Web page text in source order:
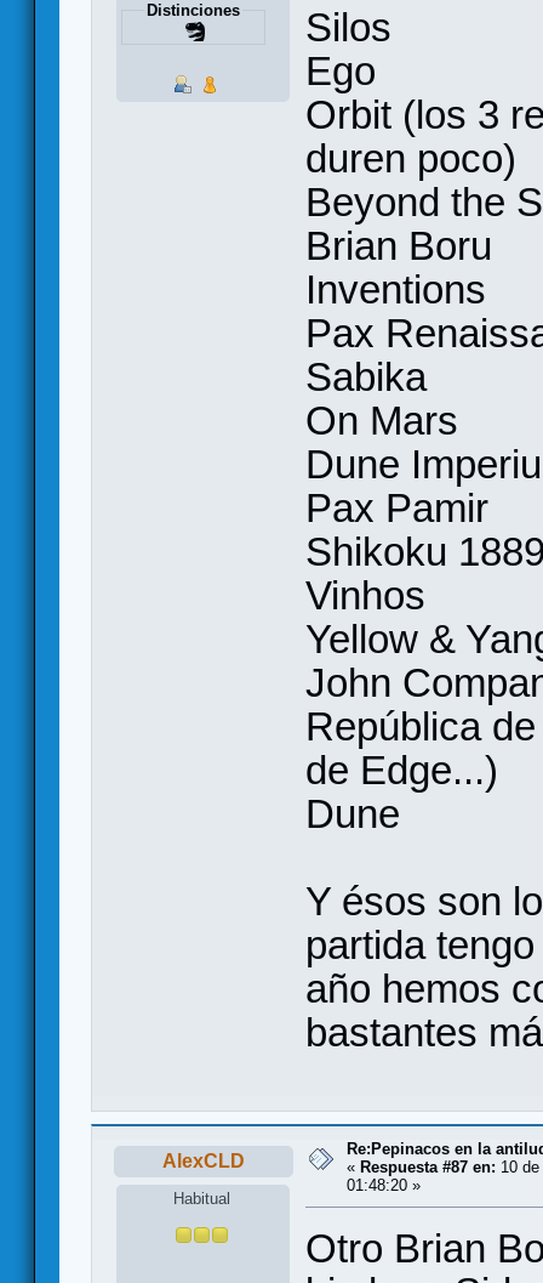
Distinciones
Silos
Ego
Orbit (los 3
duren poco)
Beyond the
Brian Boru
Inventions
Pax
Sabika
On Mars
Dune
Pax Pamir
Shikoku
Vinhos
Yellow &
John
República
de Edge...)
Dune
Y ésos son
partida
año hemos
bastantes
AlexCLD
Habitual
Re:Pepinacos en la
« Respuesta #87 en: 10
01:48:20 »
Otro Brian